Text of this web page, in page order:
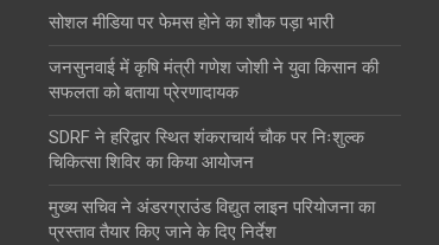
सोशल मीडिया पर फेमस होने का शौक पड़ा भारी
जनसुनवाई में कृषि मंत्री गणेश जोशी ने युवा किसान की
सफलता को बताया प्रेरणादायक
SDRF ने हरिद्वार स्थित शंकराचार्य चौक पर निःशुल्क
चिकित्सा शिविर का किया आयोजन
मुख्य सचिव ने अंडरग्राउंड विद्युत लाइन परियोजना का
प्रस्ताव तैयार किए जाने के दिए निर्देश